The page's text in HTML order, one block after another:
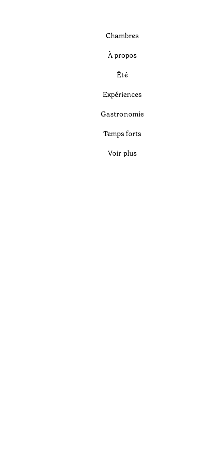
Chambres
À propos
Été
Expériences
Gastronomie
Temps forts
Voir plus